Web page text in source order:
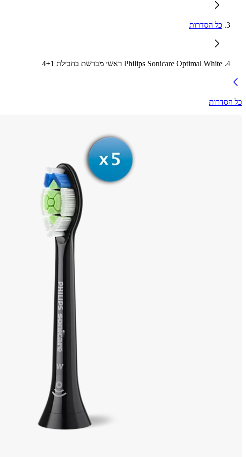
כל הסדרות
Philips Sonicare Optimal White ראשי מברשת בחבילת 4+1
כל הסדרות